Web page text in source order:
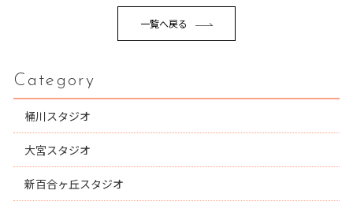
一覧へ戻る
Category
桶川スタジオ
大宮スタジオ
新百合ヶ丘スタジオ